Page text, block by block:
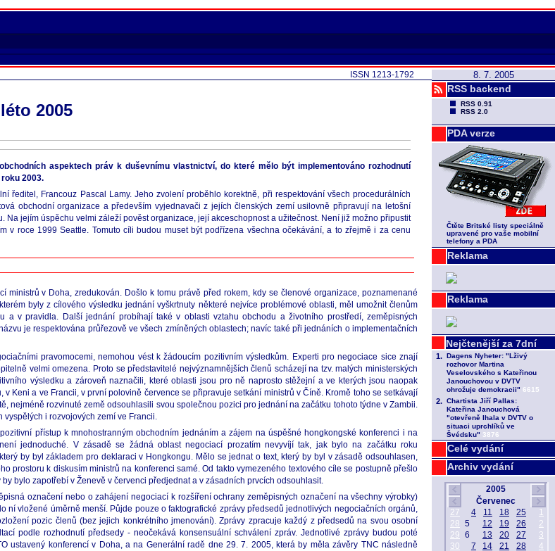
8. 7. 2005
RSS backend
RSS 0.91
RSS 2.0
PDA verze
Čtěte Britské listy speciálně
upravené pro vaše mobilní
telefony a PDA
Reklama
Reklama
Celé vydání
Archiv vydání
ISSN 1213-1792
2005
aspektech práv k duševnímu vlastnictví, do které mělo být implementováno rozhodnutí
2003.
ředitel, Francouz Pascal Lamy. Jeho zvolení proběhlo korektně, při respektování všech procedurálních
obchodní organizace a především vyjednavači z jejích členských zemí usilovně připravují na letošní
jejím úspěchu velmi záleží pověst organizace, její akceschopnost a užitečnost. Není již možno připustit
v roce 1999 Seattle. Tomuto cíli budou muset být podřízena všechna očekávání, a to zřejmě i za cenu
v Doha, zredukován. Došlo k tomu právě před rokem, kdy se členové organizace, poznamenané
byly z cílového výsledku jednání vyškrtnuty některé nejvíce problémové oblasti, měl umožnit členům
a v pravidla. Další jednání probíhají také v oblasti vztahu obchodu a životního prostředí, zeměpisných
je respektována průřezově ve všech zmíněných oblastech; navíc také při jednáních o implementačních
pravomocemi, nemohou vést k žádoucím pozitivním výsledkům. Experti pro negociace sice znají
velmi omezena. Proto se představitelé nejvýznamnějších členů scházejí na tzv. malých ministerských
výsledku a zároveň naznačili, které oblasti jsou pro ně naprosto stěžejní a ve kterých jsou naopak
Keni a ve Francii, v první polovině července se připravuje setkání ministrů v Číně. Kromě toho se setkávají
nejméně rozvinuté země odsouhlasili svou společnou pozici pro jednání na začátku tohoto týdne v Zambii.
vyspělých i rozvojových zemí ve Francii.
přístup k mnohostranným obchodním jednáním a zájem na úspěšné hongkongské konferenci i na
jednoduché. V zásadě se žádná oblast negociací prozatím nevyvíjí tak, jak bylo na začátku roku
by byl základem pro deklaraci v Hongkongu. Mělo se jednat o text, který by byl v zásadě odsouhlasen,
k diskusím ministrů na konferenci samé. Od takto vymezeného textového cíle se postupně přešlo
bylo zapotřebí v Ženevě v červenci předjednat a v zásadních prvcích odsouhlasit.
označení nebo o zahájení negociací k rozšíření ochrany zeměpisných označení na všechny výrobky)
vložené úměrně menší. Půjde pouze o faktografické zprávy předsedů jednotlivých negociačních orgánů,
pozic členů (bez jejich konkrétního jmenování). Zprávy zpracuje každý z předsedů na svou osobní
podle rozhodnutí předsedy - neočekává konsensuální schválení zpráv. Jednotlivé zprávy budou poté
ustavený konferencí v Doha, a na Generální radě dne 29. 7. 2005, která by měla závěry TNC následně